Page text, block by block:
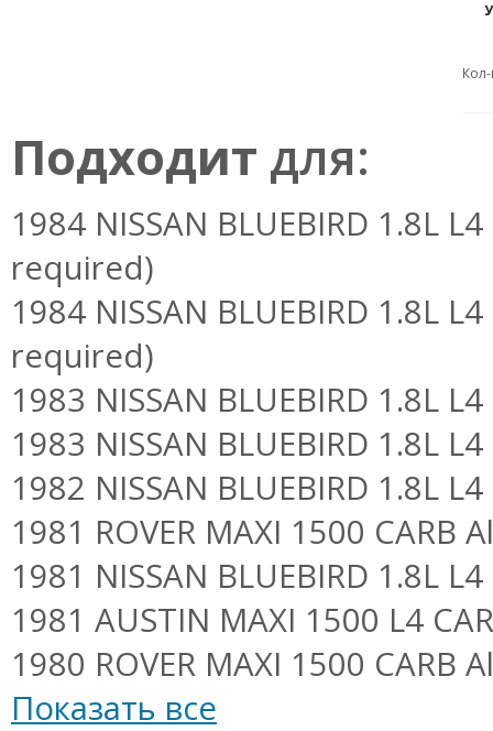
Подходит для:
1984 NISSAN BLUEBIRD 1.8L
required)
1984 NISSAN BLUEBIRD 1.8L
required)
1983 NISSAN BLUEBIRD 1.8L
1983 NISSAN BLUEBIRD 1.8L
1982 NISSAN BLUEBIRD 1.8L
1981 ROVER MAXI 1500 CARB
1981 NISSAN BLUEBIRD 1.8L
1981 AUSTIN MAXI 1500 L4
1980 ROVER MAXI 1500 CARB
Показать все